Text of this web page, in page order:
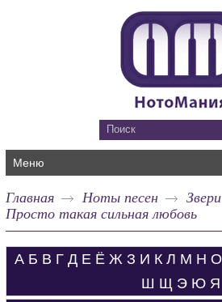
Меню
Главная Ноты песен
Звери
Просто такая сильная любовь
А Б В Г Д Е Ё Ж З И К Л М Н О
Ш Щ Э Ю Я